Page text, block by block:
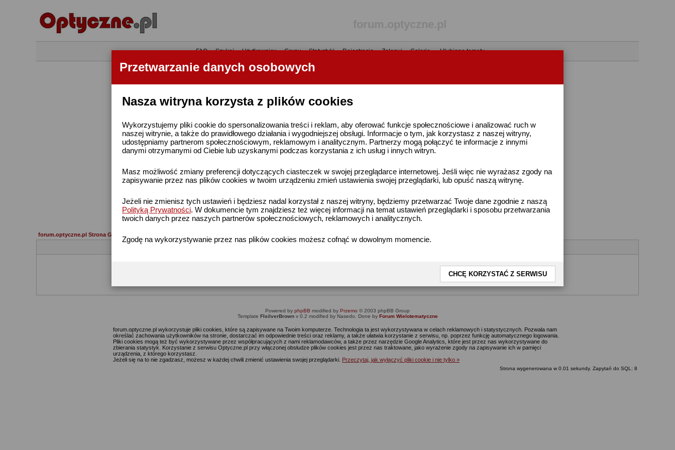
Przetwarzanie danych osobowych
Nasza witryna korzysta z plików cookies
Wykorzystujemy pliki cookie do spersonalizowania treści i reklam, aby oferować funkcje społecznościowe i analizować ruch w
naszej witrynie, a także do prawidłowego działania i wygodniejszej obsługi. Informacje o tym, jak korzystasz z naszej witryny,
udostępniamy partnerom społecznościowym, reklamowym i analitycznym. Partnerzy mogą połączyć te informacje z innymi
danymi otrzymanymi od Ciebie lub uzyskanymi podczas korzystania z ich usług i innych witryn.
Masz możliwość zmiany preferencji dotyczących ciasteczek w swojej przeglądarce internetowej. Jeśli więc nie wyrażasz zgody na
zapisywanie przez nas plików cookies w twoim urządzeniu zmień ustawienia swojej przeglądarki, lub opuść naszą witrynę.
Jeżeli nie zmienisz tych ustawień i będziesz nadal korzystał z naszej witryny, będziemy przetwarzać Twoje dane zgodnie z naszą
Polityką Prywatności. W dokumencie tym znajdziesz też więcej informacji na temat ustawień przeglądarki i sposobu przetwarzania
twoich danych przez naszych partnerów społecznościowych, reklamowych i analitycznych.
Zgodę na wykorzystywanie przez nas plików cookies możesz cofnąć w dowolnym momencie.
CHCĘ KORZYSTAĆ Z SERWISU
•FAQ•Szukaj•Użytkownicy•Grupy•Statystyki•Rejestracja•Zaloguj•Galerie• Ulubione tematy
forum.optyczne.pl Strona Główna
żeby przejść do formularza rejestracyjnego.
Powered by phpBB modified by Przemo © 2003 phpBB Group
Template FIsilverBrownv 0.2 modified by Nasedo. Done by Forum Wielotematyczne
forum.optyczne.pl wykorzystuje pliki cookies, które są zapisywane na Twoim komputerze. Technologia ta jest wykorzystywana w celach reklamowych i statystycznych. Pozwala nam
określać zachowania użytkowników na stronie, dostarczać im odpowiednie treści oraz reklamy, a także ułatwia korzystanie z serwisu, np. poprzez funkcję automatycznego logowania.
Pliki cookies mogą też być wykorzystywane przez współpracujących z nami reklamodawców, a także przez narzędzie Google Analytics, które jest przez nas wykorzystywane do
zbierania statystyk. Korzystanie z serwisu Optyczne.pl przy włączonej obsłudze plików cookies jest przez nas traktowane, jako wyrażenie zgody na zapisywanie ich w pamięci
urządzenia, z którego korzystasz.
Jeżeli się na to nie zgadzasz, możesz w każdej chwili zmienić ustawienia swojej przeglądarki. Przeczytaj, jak wyłączyć pliki cookie i nie tylko »
Strona wygenerowana w 0.01 sekundy. Zapytań do SQL: 8